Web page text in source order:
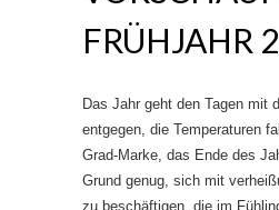
FRÜHJAHR
Das Jahr geht den Tagen mit
entgegen, die Temperaturen
Grad-Marke, das Ende des
Grund genug, sich mit
zu beschäftigen, die im